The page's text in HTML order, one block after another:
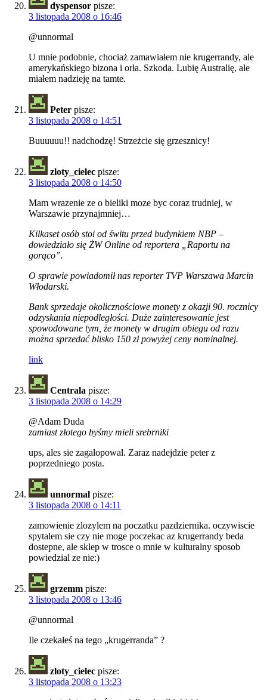
dyspensor pisze:
3 listopada 2008 o 16:46
@unnormal
U mnie podobnie, chociaż zamawiałem nie krugerrandy, ale
amerykańskiego bizona i orła. Szkoda. Lubię Australię, ale
miałem nadzieję na tamte.
Peter pisze:
3 listopada 2008 o 14:51
Buuuuuu!! nadchodzę! Strzeżcie się grzesznicy!
zloty_cielec pisze:
3 listopada 2008 o 14:50
Mam wrazenie ze o bieliki moze byc coraz trudniej, w
Warszawie przynajmniej…
Kilkaset osób stoi od świtu przed budynkiem NBP –
dowiedziało się ŻW Online od reportera „Raportu na
gorąco”.
O sprawie powiadomił nas reporter TVP Warszawa Marcin
Włodarski.
Bank sprzedaje okolicznościowe monety z okazji 90. rocznicy
odzyskania niepodległości. Duże zainteresowanie jest
spowodowane tym, że monety w drugim obiegu od razu
można sprzedać blisko 150 zł powyżej ceny nominalnej.
link
Centrala pisze:
3 listopada 2008 o 14:29
@Adam Duda
zamiast złotego byśmy mieli srebrniki
ups, ales sie zagalopowal. Zaraz nadejdzie peter z
poprzedniego posta.
unnormal pisze:
3 listopada 2008 o 14:11
zamowienie zlozylem na poczatku pazdziernika. oczywiscie
spytalem sie czy nie moge poczekac az krugerrandy beda
dostepne, ale sklep w trosce o mnie w kulturalny sposob
powiedzial ze nie:)
grzemm pisze:
3 listopada 2008 o 13:46
@unnormal
Ile czekałeś na tego „krugerranda” ?
zloty_cielec pisze:
3 listopada 2008 o 13:23